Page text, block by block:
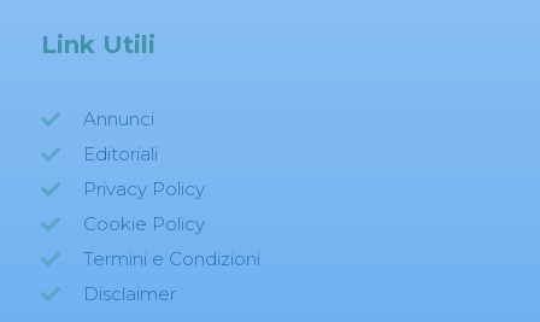
Link Utili
Annunci
Editoriali
Privacy Policy
Cookie Policy
Termini e Condizioni
Disclaimer